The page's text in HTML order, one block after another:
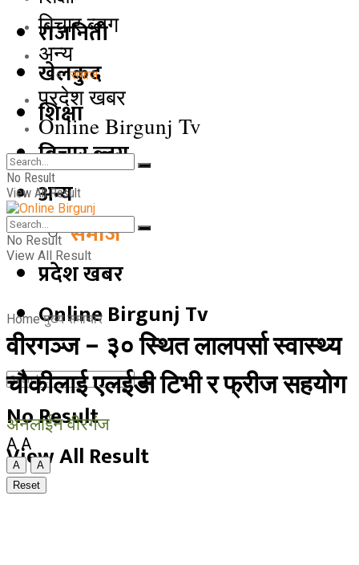
राजनिती
खेलकुद
शिक्षा
बिचार ब्लग
अन्य
समाज
प्रदेश खबर
Online Birgunj Tv
No Result
View All Result
बिचार ब्लग
अन्य
समाज
प्रदेश खबर
Online Birgunj Tv
No Result
View All Result
No Result
View All Result
Home मुख्य समाचार
वीरगञ्ज – ३० स्थित लालपर्सा स्वास्थ्य
चौकीलाई एलईडी टिभी र फ्रीज सहयोग
अनलाईन वीरगंज
A A
A
A
Reset